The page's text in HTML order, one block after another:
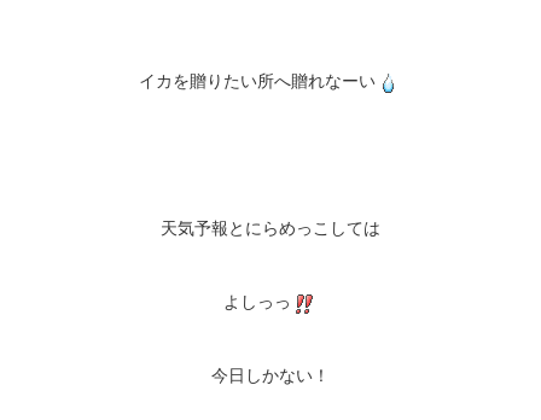
イカを贈りたい所へ贈れなーい
天気予報とにらめっこしては
よしっっ
今日しかない！